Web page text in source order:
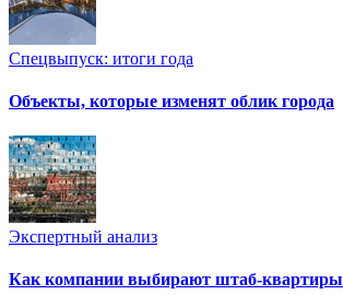
Спецвыпуск: итоги года
Объекты, которые изменят облик города
Экспертный анализ
Как компании выбирают штаб-квартиры